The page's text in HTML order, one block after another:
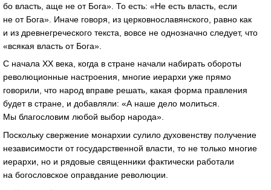
бо власть, аще не от Бога». То есть: «Не есть власть, если
не от Бога». Иначе говоря, из церковнославянского, равно как
и из древнегреческого текста, вовсе не однозначно следует, что
«всякая власть от Бога».
С начала XX века, когда в стране начали набирать обороты
революционные настроения, многие иерархи уже прямо
говорили, что народ вправе решать, какая форма правления
будет в стране, и добавляли: «А наше дело молиться.
Мы благословим любой выбор народа».
Поскольку свержение монархии сулило духовенству получение
независимости от государственной власти, то не только многие
иерархи, но и рядовые священники фактически работали
на богословское оправдание революции.